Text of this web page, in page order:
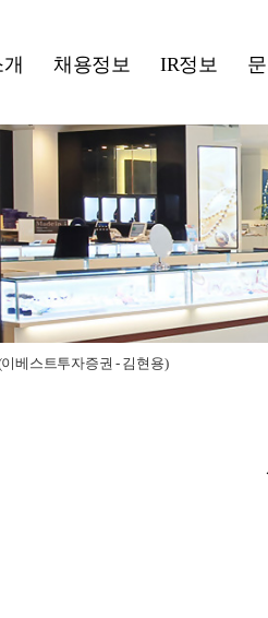
채용정보 IR정보
베스트투자증권 - 김현용)